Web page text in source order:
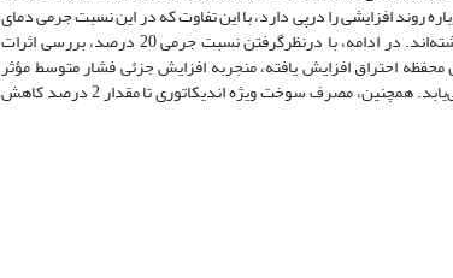
روند کاهشی دیده می‌شود. ادامه‌ روند افزایش نسبت جرمی آب تا 20 درصد دوباره روند افزایشی را درپی دارد، با این تفاوت که در این نسبت جرمی دمای
محفظه احتراق و آلایندگی اکسیدهای نیتروژن، علی‌رغم افزایش مشخصه‌های توان، افزایش چشم‌گیری نداشته‌اند. در ادامه، با درنظرگرفتن نسبت جرمی 20 درصد، بررسی اثرات
احتراق افزایش ‌یافته، منجربه افزایش جزئی فشار متوسط مؤثر
اندیکاتوری می‌شود. ازطرفی، به‌دلیل افزایش سطح تکمیل احتراق، آلایندگی CO به‌حد چشم‌گیری کاهش می‌یابد. همچنین، مصرف سوخت ویژه اندیکاتوری تا مقدار 2 درصد کاهش